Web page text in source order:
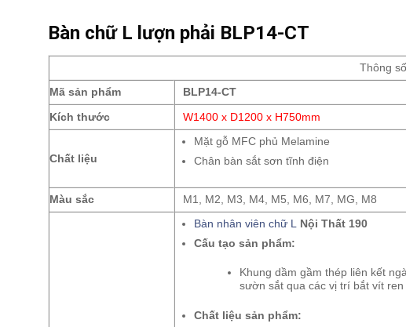
Bàn chữ L lượn phải BLP14-CT
Thông
Mã sản phẩm BLP14-CT
Kích thước W1400 x D1200 x H750mm
Chất liệu
Mặt gỗ MFC phủ Melamine
Chân bàn sắt sơn tĩnh điện
Màu sắc M1, M2, M3, M4, M5, M6, M7, MG, M8
Bàn nhân viên chữ L
Nội Thất 190
Cấu tạo sản phẩm:
Khung dầm gầm thép liên kết
sườn sắt qua các vị trí bắt vít ren
Chất liệu sản phẩm: